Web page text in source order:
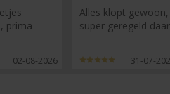
prima
02-08-2026
Alles klopt gewoon,
super geregeld
31-07-